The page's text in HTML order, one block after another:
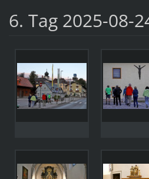
6. Tag 2025-08-